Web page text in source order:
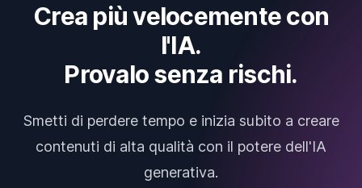
Crea più velocemente con
l'IA.
Provalo senza rischi.
Smetti di perdere tempo e inizia subito a creare
contenuti di alta qualità con il potere dell'IA
generativa.